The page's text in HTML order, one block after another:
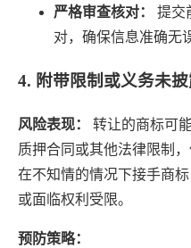
严格审查核对：
提交
对，确保信息准确无
4. 附带限制或义务未
风险表现：
转让的商标可
质押合同或其他法律限制
在不知情的情况下接手商
或面临权利受限。
预防策略：